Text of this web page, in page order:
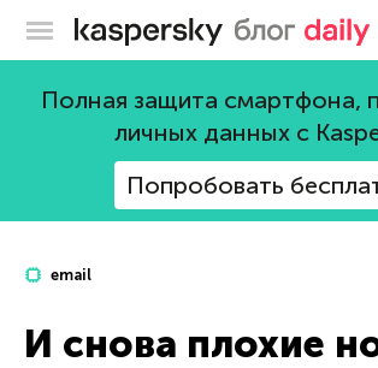
Блог Касперского
Полная защита смартфона,
личных данных с
Попробовать
email
И снова плохие